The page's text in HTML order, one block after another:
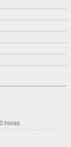
horas